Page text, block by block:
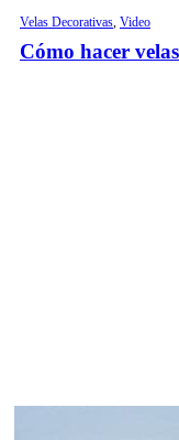
Velas Decorativas, Video
Cómo hacer